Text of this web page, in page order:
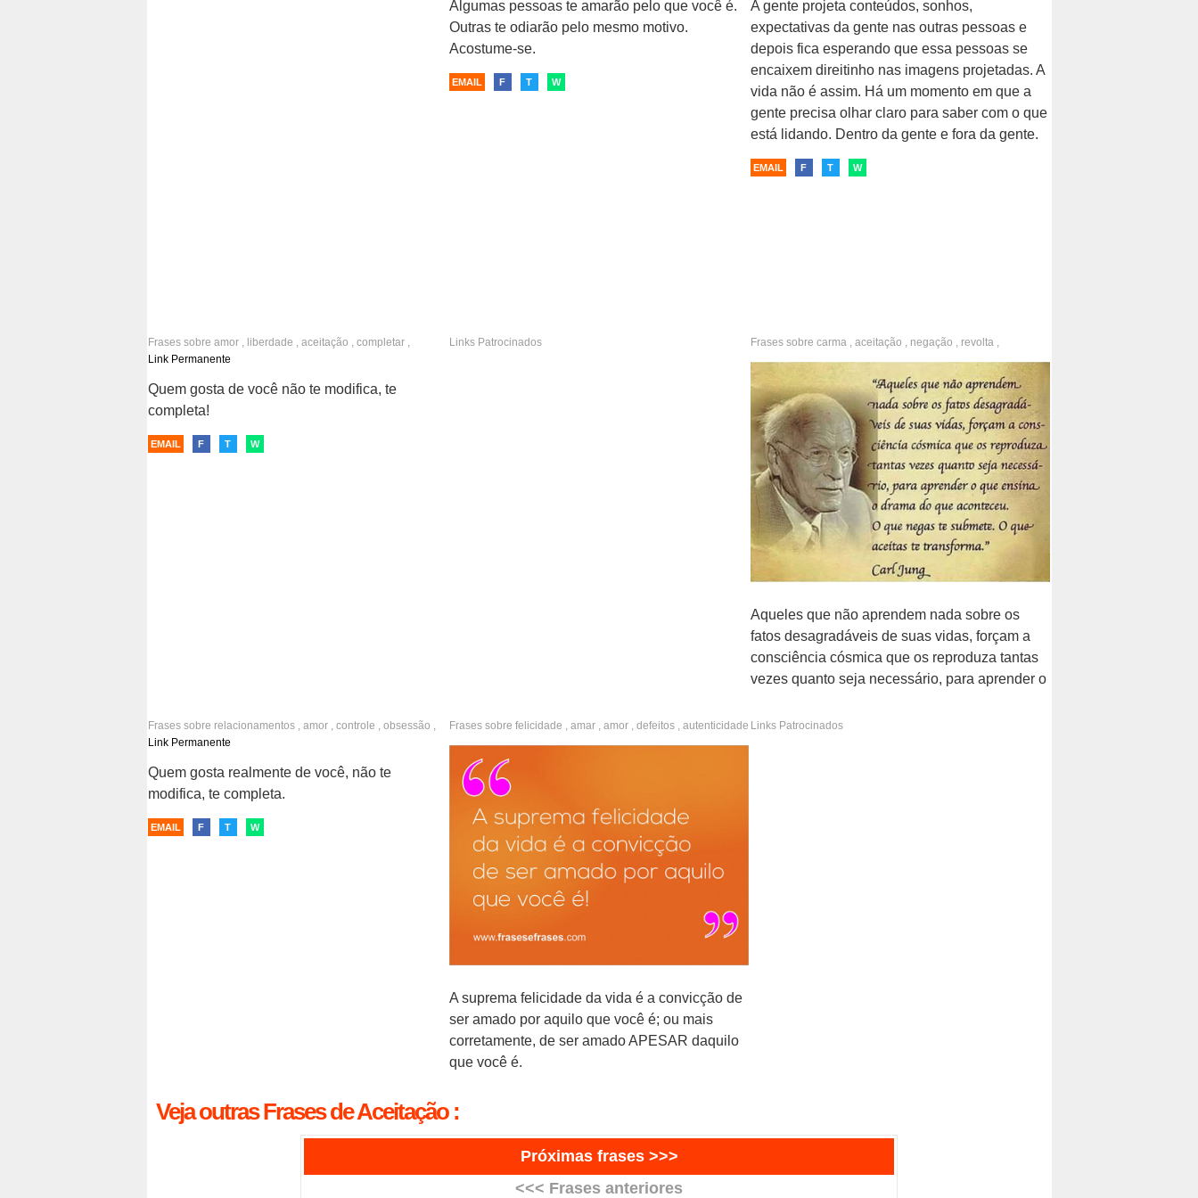
Algumas pessoas te amarão pelo que você é.
Outras te odiarão pelo mesmo motivo.
Acostume-se.
EMAIL F T W
A gente projeta conteúdos, sonhos,
expectativas da gente nas outras pessoas e
depois fica esperando que essa pessoas se
encaixem direitinho nas imagens projetadas. A
vida não é assim. Há um momento em que a
gente precisa olhar claro para saber com o que
está lidando. Dentro da gente e fora da gente.
EMAIL F T W
Frases sobre amor, liberdade , aceitação , completar,
mudanças,relacionamentos
Link Permanente
Quem gosta de você não te modifica, te
completa!
EMAIL F T W
Links Patrocinados Frases sobre carma, aceitação , negação , revolta,
Aqueles que não aprendem nada sobre os
fatos desagradáveis de suas vidas, forçam a
consciência cósmica que os reproduza tantas
vezes quanto seja necessário, para aprender o
Frases sobre relacionamentos, amor, controle , obsessão ,
aceitação,companheirismo
Link Permanente
Quem gosta realmente de você, não te
modifica, te completa.
EMAIL F T W
Frases sobre felicidade , amar, amor, defeitos, autenticidade
A suprema felicidade da vida é a convicção de
ser amado por aquilo que você é; ou mais
corretamente, de ser amado APESAR daquilo
que você é.
Links Patrocinados
Veja outras Frases de Aceitação :
Próximas frases >>>
<<< Frases anteriores